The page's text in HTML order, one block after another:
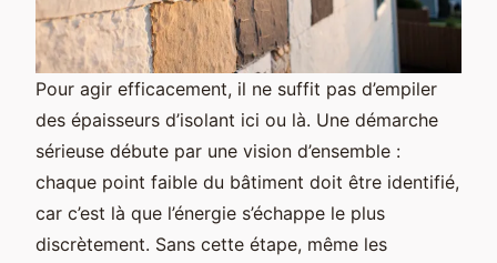
Pour agir efficacement, il ne suffit pas d’empiler
des épaisseurs d’isolant ici ou là. Une démarche
sérieuse débute par une vision d’ensemble :
chaque point faible du bâtiment doit être identifié,
car c’est là que l’énergie s’échappe le plus
discrètement. Sans cette étape, même les